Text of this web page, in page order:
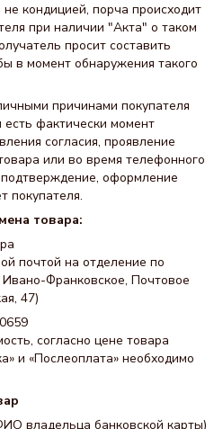
кондицией, порча происходит
при наличии "Акта" о таком
просит составить
в момент обнаружения такого
причинами покупателя
фактически момент
согласия, проявление
или во время телефонного
оформление
покупателя.
товара:
почтой на отделение по
Ивано-Франковское, Почтовое
47)
согласно цене товара
и «Послеоплата» необходимо
владельца банковской карты)